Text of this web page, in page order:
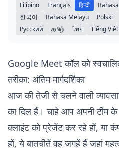
Filipino
Français हिन्दी
한국어
Bahasa Melayu Polski
Русский
தமிழ் ไทย Tiếng Việt
Google Meet कॉल को
तरीका: अंतिम मार्गदर्शिका
आज की तेजी से चलने वाली
का दिल हैं। चाहे आप अपनी टीम के
क्लाइंट को प्रेजेंट कर रहे हों, या
हों, ये बातचीतें वह जगहें हैं जहां